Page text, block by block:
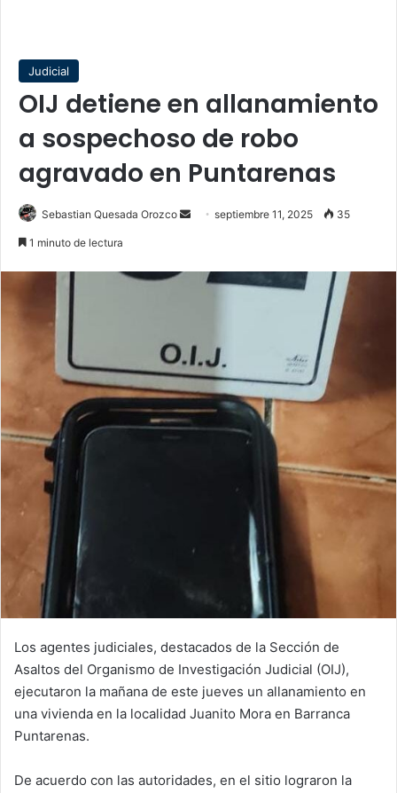
Judicial
OIJ detiene en allanamiento
a sospechoso de robo
agravado en Puntarenas
Sebastian Quesada Orozco
Sendseptiembre 11, 2025 35
1 minuto de lectura
Los agentes judiciales, destacados de la Sección de
Asaltos del Organismo de Investigación Judicial (OIJ),
ejecutaron la mañana de este jueves un allanamiento en
una vivienda en la localidad Juanito Mora en Barranca
Puntarenas.
De acuerdo con las autoridades, en el sitio lograron la